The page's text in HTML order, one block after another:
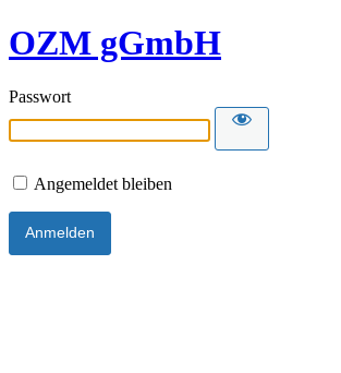
OZM gGmbH
Passwort
Angemeldet bleiben